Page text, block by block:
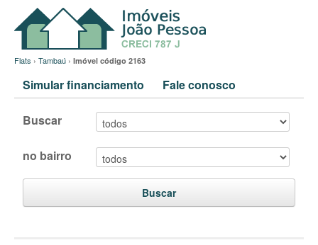
Flats › Tambaú › Imóvel código 2163
Simular financiamento Fale conosco
Buscar
no bairro
Buscar